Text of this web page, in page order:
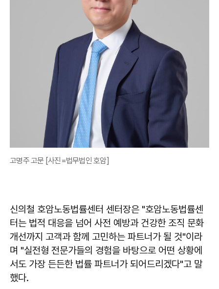
고명주 고문 [사진=법무법인 호암]
신의철 호암노동법률센터 센터장은 "호암노동법률센
터는 법적 대응을 넘어 사전 예방과 건강한 조직 문화
개선까지 고객과 함께 고민하는 파트너가 될 것"이라
며 "실전형 전문가들의 경험을 바탕으로 어떤 상황에
서도 가장 든든한 법률 파트너가 되어드리겠다"고 말
했다.